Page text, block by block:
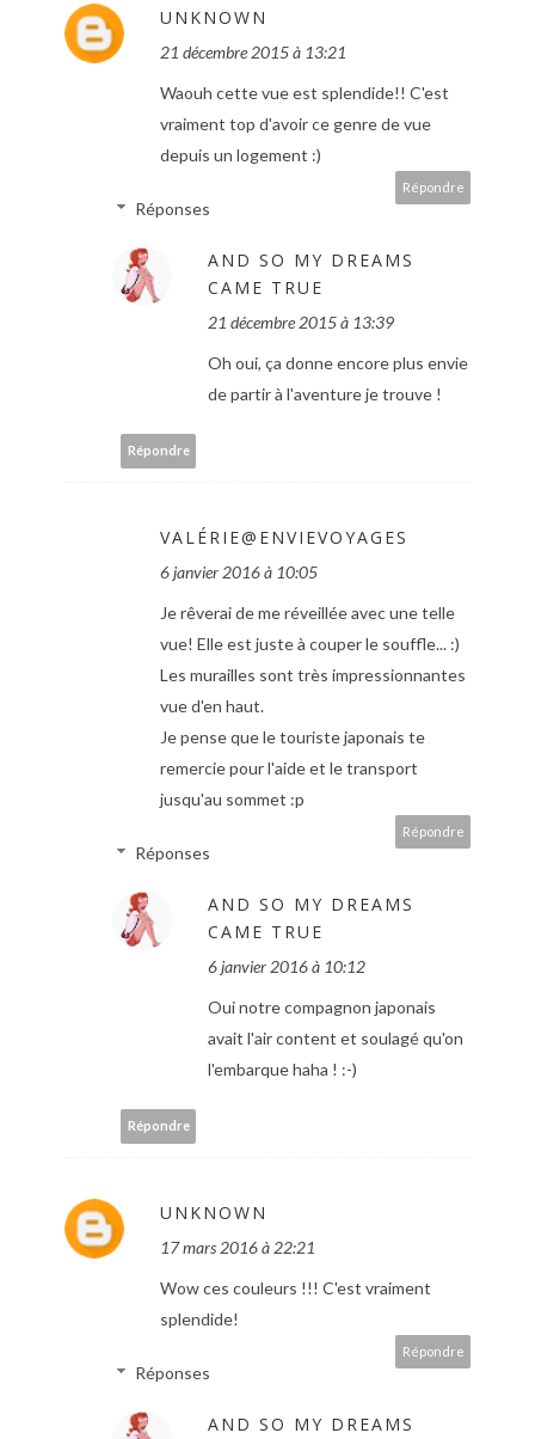
UNKNOWN
21 décembre 2015 à 13:21
Waouh cette vue est splendide!! C'est
vraiment top d'avoir ce genre de vue
depuis un logement :)
Répondre
Réponses
AND SO MY DREAMS
CAME TRUE
21 décembre 2015 à 13:39
Oh oui, ça donne encore plus envie
de partir à l'aventure je trouve !
Répondre
VALÉRIE@ENVIEVOYAGES
6 janvier 2016 à 10:05
Je rêverai de me réveillée avec une telle
vue! Elle est juste à couper le souffle... :)
Les murailles sont très impressionnantes
vue d'en haut.
Je pense que le touriste japonais te
remercie pour l'aide et le transport
jusqu'au sommet :p
Répondre
Réponses
AND SO MY DREAMS
CAME TRUE
6 janvier 2016 à 10:12
Oui notre compagnon japonais
avait l'air content et soulagé qu'on
l'embarque haha ! :-)
Répondre
UNKNOWN
17 mars 2016 à 22:21
Wow ces couleurs !!! C'est vraiment
splendide!
Répondre
Réponses
AND SO MY DREAMS